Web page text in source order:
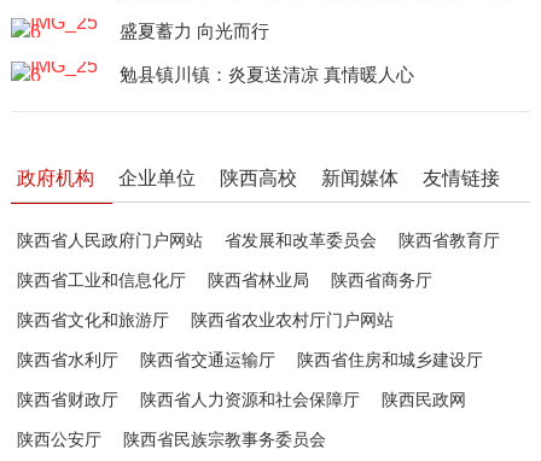
盛夏蓄力 向光而行
勉县镇川镇：炎夏送清凉 真情暖人心
政府机构 企业单位 陕西高校 新闻媒体 友情链接
陕西省人民政府门户网站 省发展和改革委员会 陕西省教育厅
陕西省工业和信息化厅 陕西省林业局 陕西省商务厅
陕西省文化和旅游厅 陕西省农业农村厅门户网站
陕西省水利厅 陕西省交通运输厅 陕西省住房和城乡建设厅
陕西省财政厅 陕西省人力资源和社会保障厅 陕西民政网
陕西公安厅 陕西省民族宗教事务委员会